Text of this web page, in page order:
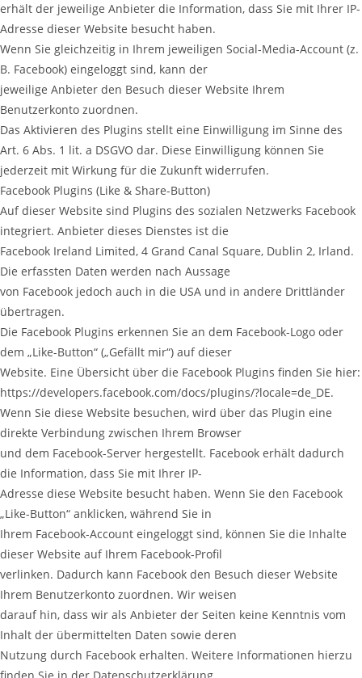
erhält der jeweilige Anbieter die Information, dass Sie mit Ihrer IP-
Adresse dieser Website besucht haben.
Wenn Sie gleichzeitig in Ihrem jeweiligen Social-Media-Account (z.
B. Facebook) eingeloggt sind, kann der
jeweilige Anbieter den Besuch dieser Website Ihrem
Benutzerkonto zuordnen.
Das Aktivieren des Plugins stellt eine Einwilligung im Sinne des
Art. 6 Abs. 1 lit. a DSGVO dar. Diese Einwilligung können Sie
jederzeit mit Wirkung für die Zukunft widerrufen.
Facebook Plugins (Like & Share-Button)
Auf dieser Website sind Plugins des sozialen Netzwerks Facebook
integriert. Anbieter dieses Dienstes ist die
Facebook Ireland Limited, 4 Grand Canal Square, Dublin 2, Irland.
Die erfassten Daten werden nach Aussage
von Facebook jedoch auch in die USA und in andere Drittländer
übertragen.
Die Facebook Plugins erkennen Sie an dem Facebook-Logo oder
dem „Like-Button“ („Gefällt mir“) auf dieser
Website. Eine Übersicht über die Facebook Plugins finden Sie hier:
https://developers.facebook.com/docs/plugins/?locale=de_DE.
Wenn Sie diese Website besuchen, wird über das Plugin eine
direkte Verbindung zwischen Ihrem Browser
und dem Facebook-Server hergestellt. Facebook erhält dadurch
die Information, dass Sie mit Ihrer IP-
Adresse diese Website besucht haben. Wenn Sie den Facebook
„Like-Button“ anklicken, während Sie in
Ihrem Facebook-Account eingeloggt sind, können Sie die Inhalte
dieser Website auf Ihrem Facebook-Profil
verlinken. Dadurch kann Facebook den Besuch dieser Website
Ihrem Benutzerkonto zuordnen. Wir weisen
darauf hin, dass wir als Anbieter der Seiten keine Kenntnis vom
Inhalt der übermittelten Daten sowie deren
Nutzung durch Facebook erhalten. Weitere Informationen hierzu